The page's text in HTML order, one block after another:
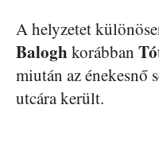
A helyzetet
Baloghkorábban
miután az énekesnő
utcára került.